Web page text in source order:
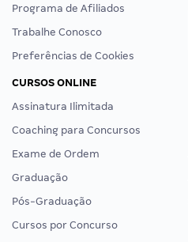
Programa de Afiliados
Trabalhe Conosco
Preferências de Cookies
CURSOS ONLINE
Assinatura Ilimitada
Coaching para Concursos
Exame de Ordem
Graduação
Pós-Graduação
Cursos por Concurso